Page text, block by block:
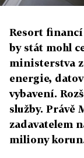
Resort financí
by stát mohl
ministerstva
energie,
vybavení.
služby. Právě
zadavatelem
miliony